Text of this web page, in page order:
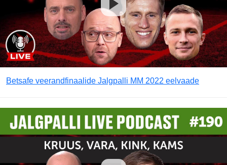
Betsafe veerandfinaalide Jalgpalli MM 2022 eelvaade